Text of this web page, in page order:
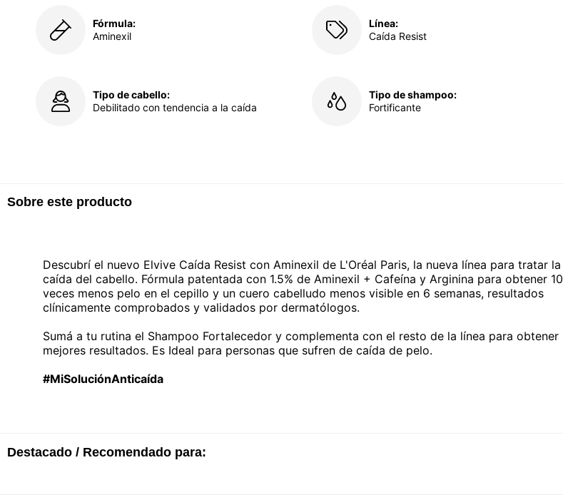
Fórmula:
Aminexil
Línea:
Caída Resist
Tipo de cabello:
Debilitado con tendencia a la caída
Tipo de shampoo:
Fortificante
Sobre este producto
Descubrí el nuevo Elvive Caída Resist con Aminexil de L'Oréal Paris, la nueva línea para tratar la
caída del cabello. Fórmula patentada con 1.5% de Aminexil + Cafeína y Arginina para obtener 10
veces menos pelo en el cepillo y un cuero cabelludo menos visible en 6 semanas, resultados
clínicamente comprobados y validados por dermatólogos.
Sumá a tu rutina el Shampoo Fortalecedor y complementa con el resto de la línea para obtener
mejores resultados. Es Ideal para personas que sufren de caída de pelo.
#MiSoluciónAnticaída
Destacado / Recomendado para: